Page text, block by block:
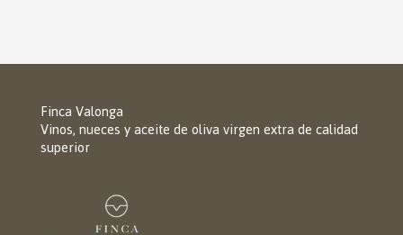
Finca Valonga
Vinos, nueces y aceite de oliva virgen extra de calidad
superior